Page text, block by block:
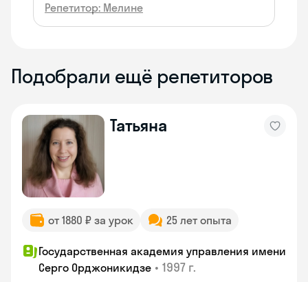
Репетитор: Мелине
Подобрали ещё репетиторов
Татьяна
от 1880 ₽ за урок 25 лет опыта
Государственная академия управления имени
Серго Орджоникидзе • 1997 г.